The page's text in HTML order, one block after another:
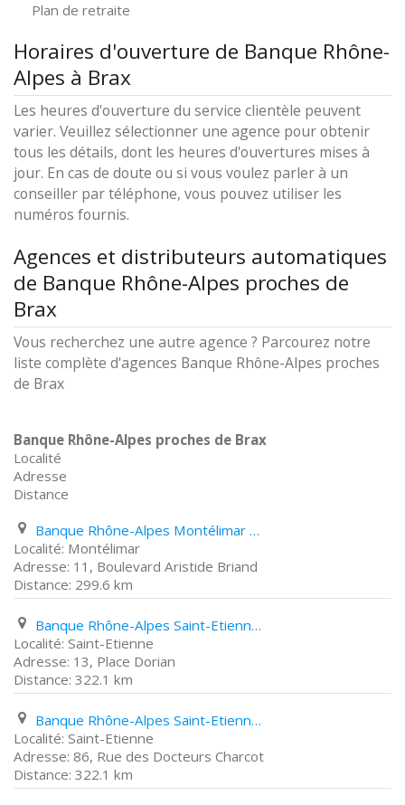
Plan de retraite
Horaires d'ouverture de Banque Rhône-
Alpes à Brax
Les heures d'ouverture du service clientèle peuvent
varier. Veuillez sélectionner une agence pour obtenir
tous les détails, dont les heures d'ouvertures mises à
jour. En cas de doute ou si vous voulez parler à un
conseiller par téléphone, vous pouvez utiliser les
numéros fournis.
Agences et distributeurs automatiques
de Banque Rhône-Alpes proches de
Brax
Vous recherchez une autre agence ? Parcourez notre
liste complète d'agences Banque Rhône-Alpes proches
de Brax
Banque Rhône-Alpes proches de Brax
Localité
Adresse
Distance
Banque Rhône-Alpes Montélimar 11, Boulevard Aristide Briand
Montélimar
11, Boulevard Aristide Briand
299.6 km
Banque Rhône-Alpes Saint-Etienne 13, Place Dorian
Saint-Etienne
13, Place Dorian
322.1 km
Banque Rhône-Alpes Saint-Etienne 86, Rue des Docteurs Charcot
Saint-Etienne
86, Rue des Docteurs Charcot
322.1 km